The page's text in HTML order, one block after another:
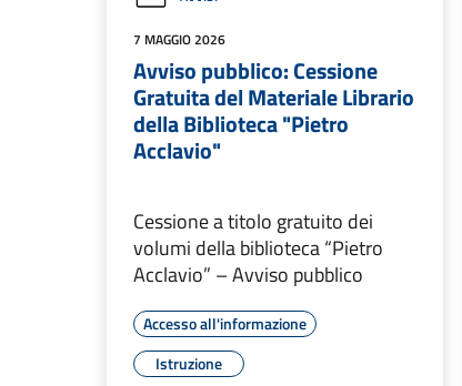
7 MAGGIO 2026
Avviso pubblico: Cessione
Gratuita del Materiale Librario
della Biblioteca "Pietro
Acclavio"
Cessione a titolo gratuito dei
volumi della biblioteca “Pietro
Acclavio” – Avviso pubblico
Accesso all'informazione
Istruzione